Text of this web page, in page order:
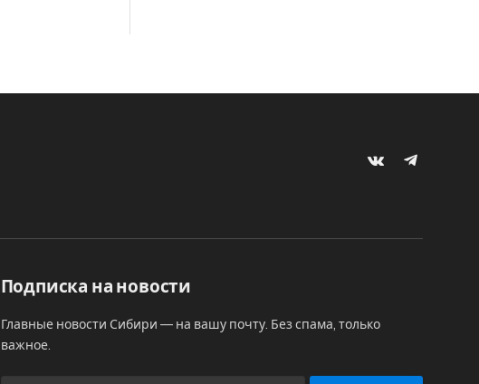
VKontakteTelegram
Подписка на новости
Главные новости Сибири — на вашу почту. Без спама, только
важное.